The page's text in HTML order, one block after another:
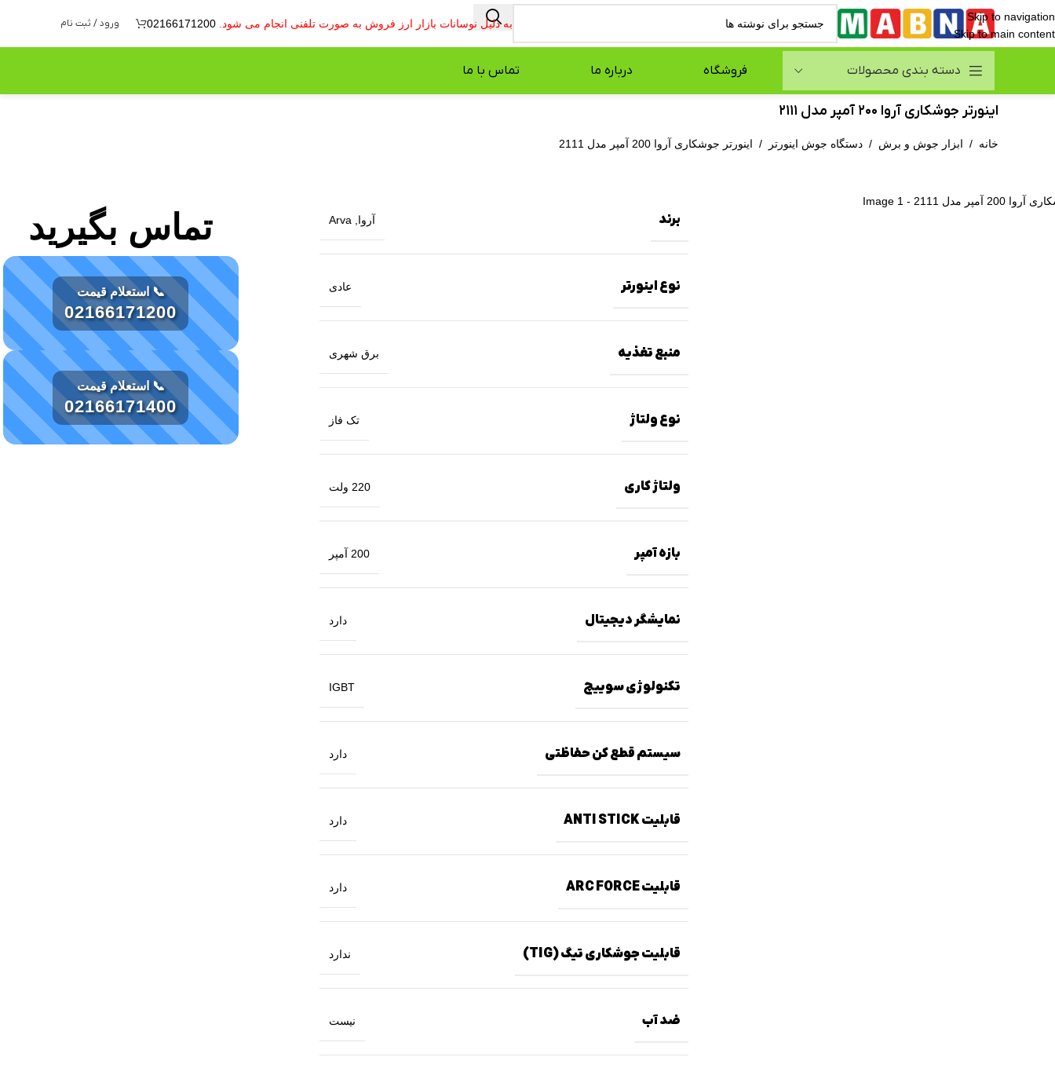
Skip to navigation
Skip to main content
به دلیل نوسانات بازار ارز فروش به صورت تلفنی انجام می شود. 02166171200 ورود / ثبت نام
دسته بندی محصولات فروشگاه درباره ما تماس با ما
اینورتر جوشکاری آروا 200 آمپر مدل 2111
خانه / ابزار جوش و برش / دستگاه جوش اینورتر / اینورتر جوشکاری آروا 200 آمپر مدل 2111
برند آروا Arva
نوع اینورتر عادی
منبع تغذیه برق شهری
نوع ولتاژ تک فاز
ولتاژ کاری 220 ولت
بازه آمپر 200 آمپر
نمایشگر دیجیتال دارد
تکنولوژی سوییچ IGBT
سیستم قطع کن حفاظتی دارد
قابلیت ANTI STICK دارد
قابلیت ARC FORCE دارد
قابلیت جوشکاری تیگ (TIG) ندارد
ضد آب نیست
تماس بگیرید
📞 استعلام قیمت
02166171200
📞 استعلام قیمت
02166171400